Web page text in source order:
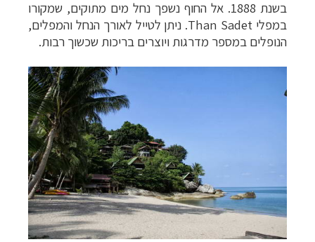
בשנת 1888. אל החוף נשפך נחל מים מתוקים, שמקורו
במפלי Than Sadet. ניתן לטייל לאורך הנחל והמפלים,
הנופלים במספר מדרגות ויוצרים בריכות שכשוך רבות.